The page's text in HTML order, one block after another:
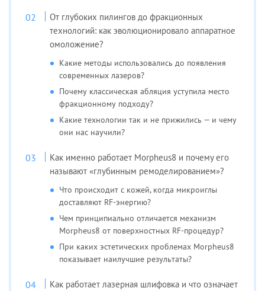
От глубоких пилингов до фракционных
технологий: как эволюционировало аппаратное
омоложение?
Какие методы использовались до появления
современных лазеров?
Почему классическая абляция уступила место
фракционному подходу?
Какие технологии так и не прижились — и чему
они нас научили?
Как именно работает Morpheus8 и почему его
называют «глубинным ремоделированием»?
Что происходит с кожей, когда микроиглы
доставляют RF-энергию?
Чем принципиально отличается механизм
Morpheus8 от поверхностных RF-процедур?
При каких эстетических проблемах Morpheus8
показывает наилучшие результаты?
Как работает лазерная шлифовка и что означает